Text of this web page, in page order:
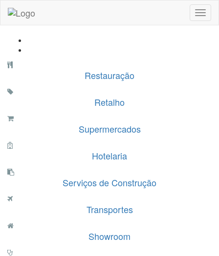
Restauração
Retalho
Supermercados
Hotelaria
Serviços de Construção
Transportes
Showroom